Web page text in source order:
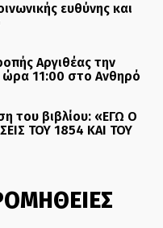
ευθύνης και
Αργιθέας την
ώρα 11:00 στο Ανθηρό
του βιβλίου: «ΕΓΩ Ο
ΤΟΥ 1854 ΚΑΙ ΤΟΥ